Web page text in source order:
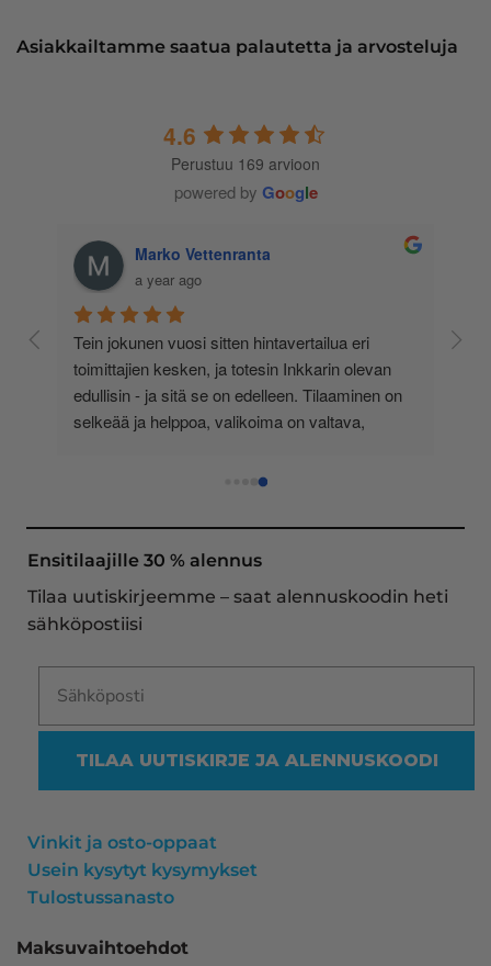
Asiakkailtamme saatua palautetta ja arvosteluja
4.6
Perustuu 169 arvioon
powered by Google
Marko Vettenranta
a year ago
Tein jokunen vuosi sitten hintavertailua eri
toimittajien kesken, ja totesin Inkkarin olevan
edullisin - ja sitä se on edelleen. Tilaaminen on
selkeää ja helppoa, valikoima on valtava,
asiakaspalvelu todella ripeää (s-postin kautta) ja
oli noudettavissa postin lokerosta tänään!! En
näe mitään syytä vaihtaa toimittajaa. Kaikki on
ollut mitään moitittavaa! Lämmin suositus!
Ensitilaajille 30 % alennus
Tilaa uutiskirjeemme – saat alennuskoodin heti
sähköpostiisi
TILAA UUTISKIRJE JA ALENNUSKOODI
Vinkit ja osto-oppaat
Usein kysytyt kysymykset
Tulostussanasto
Maksuvaihtoehdot